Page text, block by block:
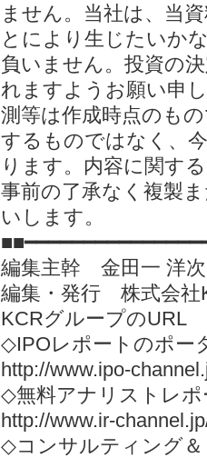
ません。当社は、当
とにより生じたいか
負いません。投資の
れますようお願い申
測等は作成時点のも
するものではなく、
ります。内容に関す
事前の了承なく複製
いします。
編集主幹 金田一 洋
編集・発行 株式会社
KCRグループのURL
◇IPOレポートのポー
http://www.ipo-
◇無料アナリストレ
http://www.ir-
◇コンサルティング＆